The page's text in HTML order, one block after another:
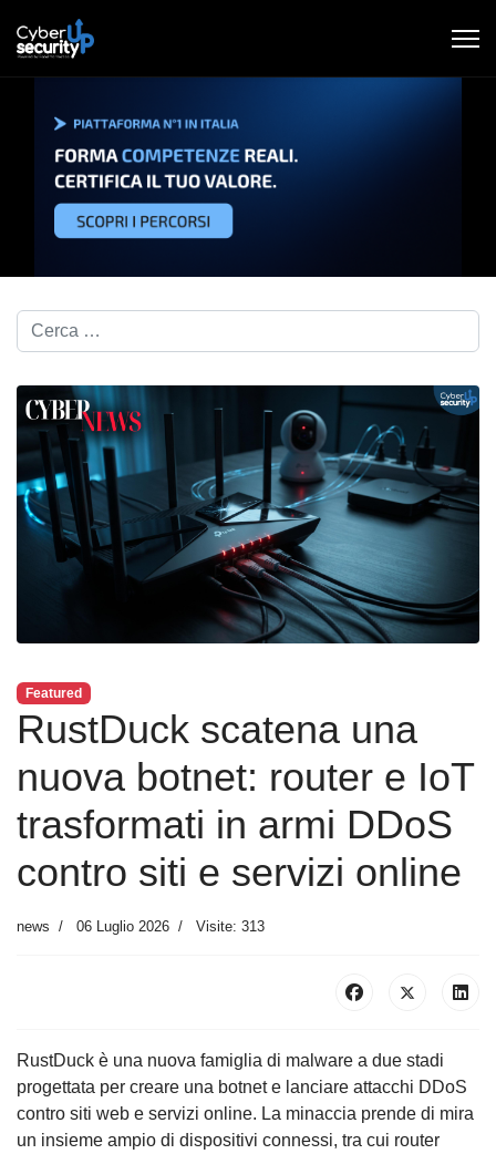
Cerca nel blog...
Featured
RustDuck scatena una
nuova botnet: router e IoT
trasformati in armi DDoS
contro siti e servizi online
news 06 Luglio 2026 Visite: 313
RustDuck è una nuova famiglia di malware a due stadi
progettata per creare una botnet e lanciare attacchi DDoS
contro siti web e servizi online. La minaccia prende di mira
un insieme ampio di dispositivi connessi, tra cui router